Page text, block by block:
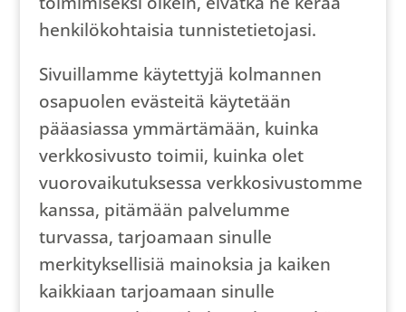
henkilökohtaisia ​​tunnistetietojasi.
Sivuillamme käytettyjä kolmannen
osapuolen evästeitä käytetään
pääasiassa ymmärtämään, kuinka
verkkosivusto toimii, kuinka olet
vuorovaikutuksessa verkkosivustomme
kanssa, pitämään palvelumme
turvassa, tarjoamaan sinulle
merkityksellisiä mainoksia ja kaiken
kaikkiaan tarjoamaan sinulle